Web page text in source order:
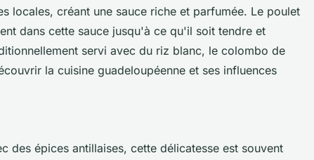
locales, créant une sauce riche et parfumée. Le poulet
dans cette sauce jusqu'à ce qu'il soit tendre et
servi avec du riz blanc, le colombo de
la cuisine guadeloupéenne et ses influences
des épices antillaises, cette délicatesse est souvent